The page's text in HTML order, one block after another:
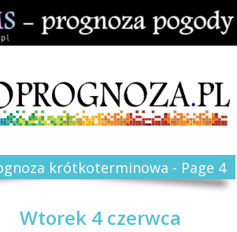
krótkoterminowa - Page 4
Wtorek 4 czerwca